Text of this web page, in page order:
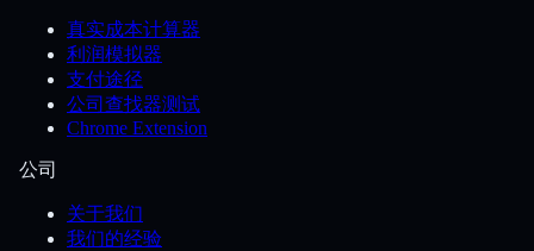
真实成本计算器
利润模拟器
支付途径
公司查找器测试
Chrome Extension
公司
关于我们
我们的经验